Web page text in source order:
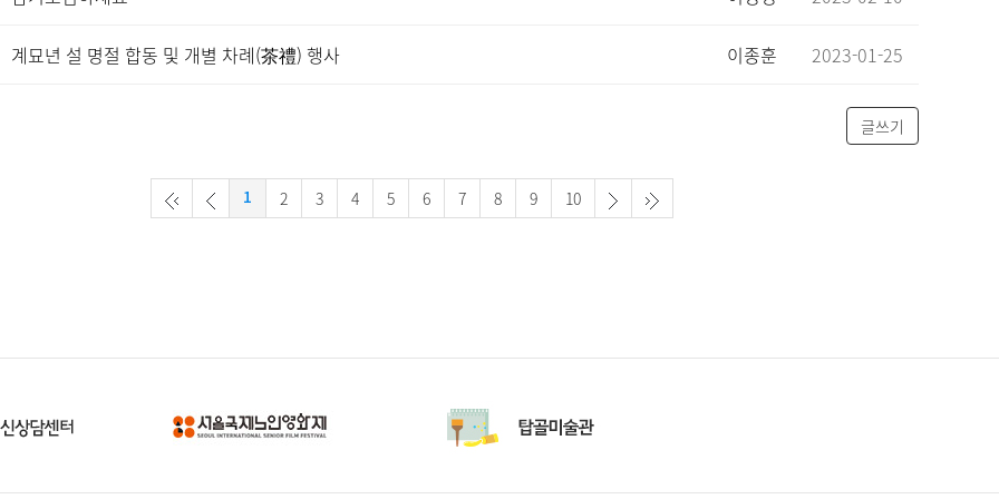
계묘년 설 명절 합동 및 개별 차례(茶禮) 행사 이종훈 2023-01-25
글쓰기
1 2 3 4 5 6 7 8 9 10